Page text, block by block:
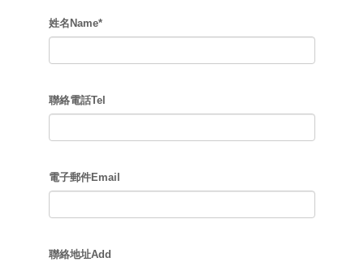
姓名Name*
聯絡電話Tel
電子郵件Email
聯絡地址Add